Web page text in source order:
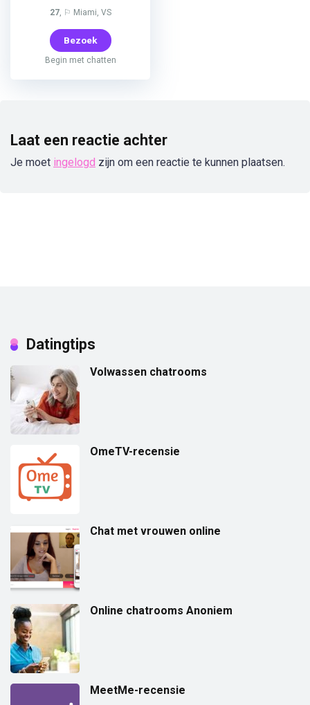
27, ⚐ Miami, VS
Bezoek
Begin met chatten
Laat een reactie achter
Je moet ingelogd zijn om een reactie te kunnen plaatsen.
Datingtips
Volwassen chatrooms
OmeTV-recensie
Chat met vrouwen online
Online chatrooms Anoniem
MeetMe-recensie